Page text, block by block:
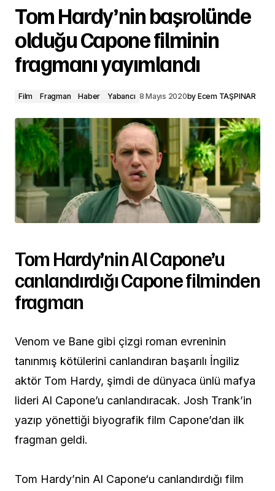
Tom Hardy’nin başrolünde
olduğu Capone filminin
fragmanı yayımlandı
Film Fragman Haber Yabancı 8 Mayıs 2020by Ecem TAŞPINAR
Tom Hardy’nin Al Capone’u
canlandırdığı Capone filminden
fragman
Venom ve Bane gibi çizgi roman evreninin
tanınmış kötülerini canlandıran başarılı İngiliz
aktör Tom Hardy, şimdi de dünyaca ünlü mafya
lideri Al Capone’u canlandıracak. Josh Trank’in
yazıp yönettiği biyografik film Capone’dan ilk
fragman geldi.
Tom Hardy’nin Al Capone‘u canlandırdığı film